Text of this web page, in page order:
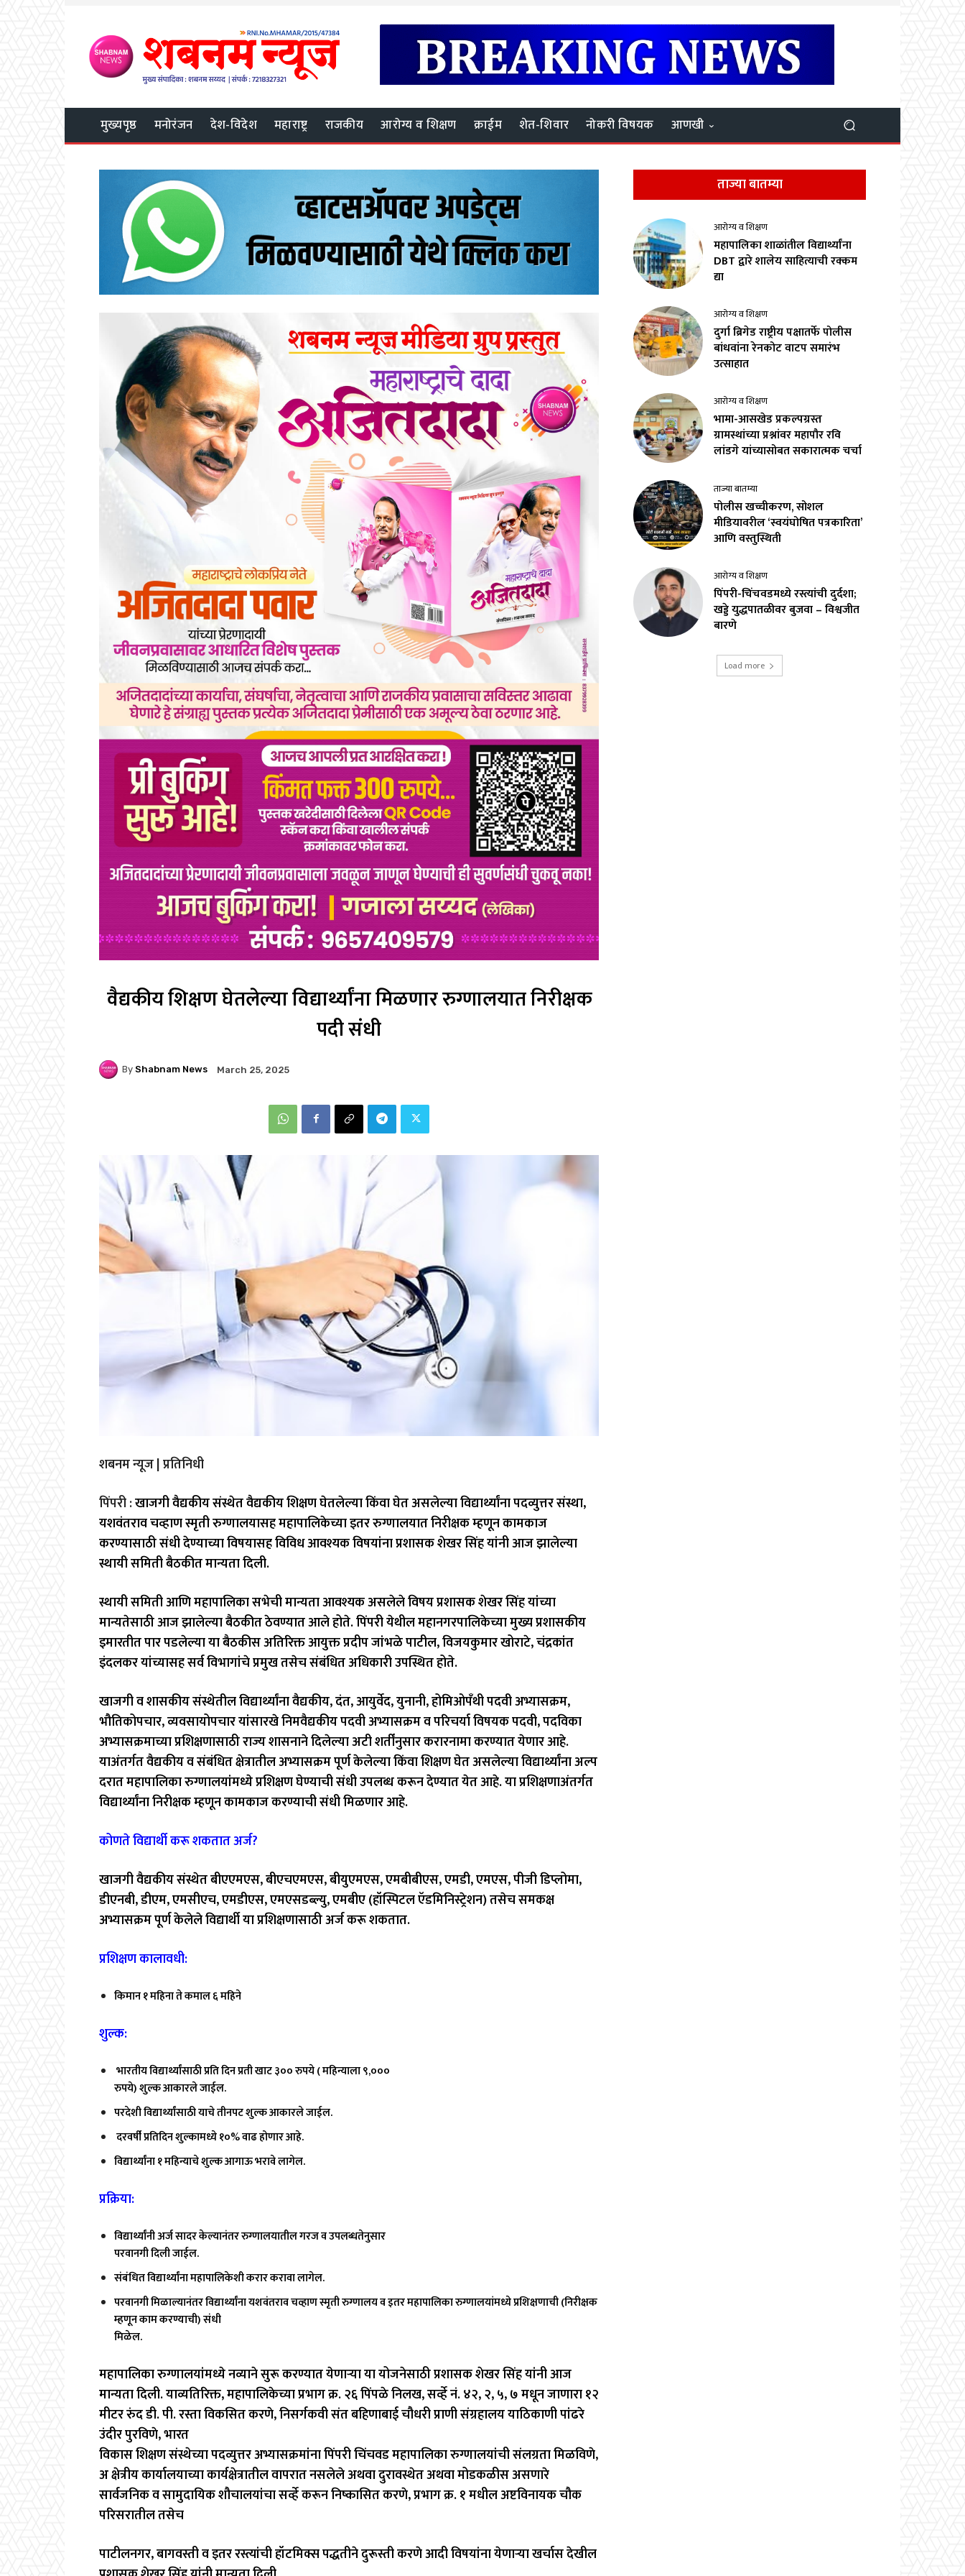
मुख्यपृष्ठ मनोरंजन देश-विदेश महाराष्ट्र राजकीय आरोग्य व शिक्षण क्राईम शेत-शिवार नोकरी विषयक आणखी
वैद्यकीय शिक्षण घेतलेल्या विद्यार्थ्यांना मिळणार रुग्णालयात निरीक्षक
पदी संधी
By Shabnam News March 25, 2025
शबनम न्यूज | प्रतिनिधी
पिंपरी :खाजगी वैद्यकीय संस्थेत वैद्यकीय शिक्षण घेतलेल्या किंवा घेत असलेल्या विद्यार्थ्यांना पदव्युत्तर संस्था,
यशवंतराव चव्हाण स्मृती रुग्णालयासह महापालिकेच्या इतर रुग्णालयात निरीक्षक म्हणून कामकाज
करण्यासाठी संधी देण्याच्या विषयासह विविध आवश्यक विषयांना प्रशासक शेखर सिंह यांनी आज झालेल्या
स्थायी समिती बैठकीत मान्यता दिली.
स्थायी समिती आणि महापालिका सभेची मान्यता आवश्यक असलेले विषय प्रशासक शेखर सिंह यांच्या
मान्यतेसाठी आज झालेल्या बैठकीत ठेवण्यात आले होते. पिंपरी येथील महानगरपालिकेच्या मुख्य प्रशासकीय
इमारतीत पार पडलेल्या या बैठकीस अतिरिक्त आयुक्त प्रदीप जांभळे पाटील, विजयकुमार खोराटे, चंद्रकांत
इंदलकर यांच्यासह सर्व विभागांचे प्रमुख तसेच संबंधित अधिकारी उपस्थित होते.
खाजगी व शासकीय संस्थेतील विद्यार्थ्यांना वैद्यकीय, दंत, आयुर्वेद, युनानी, होमिओपँथी पदवी अभ्यासक्रम,
भौतिकोपचार, व्यवसायोपचार यांसारखे निमवैद्यकीय पदवी अभ्यासक्रम व परिचर्या विषयक पदवी, पदविका
अभ्यासक्रमाच्या प्रशिक्षणासाठी राज्य शासनाने दिलेल्या अटी शर्तींनुसार करारनामा करण्यात येणार आहे.
याअंतर्गत वैद्यकीय व संबंधित क्षेत्रातील अभ्यासक्रम पूर्ण केलेल्या किंवा शिक्षण घेत असलेल्या विद्यार्थ्यांना अल्प
दरात महापालिका रुग्णालयांमध्ये प्रशिक्षण घेण्याची संधी उपलब्ध करून देण्यात येत आहे. या प्रशिक्षणाअंतर्गत
विद्यार्थ्यांना निरीक्षक म्हणून कामकाज करण्याची संधी मिळणार आहे.
कोणते विद्यार्थी करू शकतात अर्ज?
खाजगी वैद्यकीय संस्थेत बीएएमएस, बीएचएमएस, बीयुएमएस, एमबीबीएस, एमडी, एमएस, पीजी डिप्लोमा,
डीएनबी, डीएम, एमसीएच, एमडीएस, एमएसडब्ल्यु, एमबीए (हॉस्पिटल ऍडमिनिस्ट्रेशन) तसेच समकक्ष
अभ्यासक्रम पूर्ण केलेले विद्यार्थी या प्रशिक्षणासाठी अर्ज करू शकतात.
प्रशिक्षण कालावधी:
किमान १ महिना ते कमाल ६ महिने
शुल्क:
भारतीय विद्यार्थ्यांसाठी प्रति दिन प्रती खाट ३०० रुपये ( महिन्याला ९,०००
रुपये) शुल्क आकारले जाईल.
परदेशी विद्यार्थ्यांसाठी याचे तीनपट शुल्क आकारले जाईल.
दरवर्षी प्रतिदिन शुल्कामध्ये १०% वाढ होणार आहे.
विद्यार्थ्यांना १ महिन्याचे शुल्क आगाऊ भरावे लागेल.
प्रक्रिया:
विद्यार्थ्यांनी अर्ज सादर केल्यानंतर रुग्णालयातील गरज व उपलब्धतेनुसार
परवानगी दिली जाईल.
संबंधित विद्यार्थ्यांना महापालिकेशी करार करावा लागेल.
परवानगी मिळाल्यानंतर विद्यार्थ्यांना यशवंतराव चव्हाण स्मृती रुग्णालय व इतर महापालिका रुग्णालयांमध्ये प्रशिक्षणाची (निरीक्षक
म्हणून काम करण्याची) संधी
मिळेल.
महापालिका रुग्णालयांमध्ये नव्याने सुरू करण्यात येणाऱ्या या योजनेसाठी प्रशासक शेखर सिंह यांनी आज
मान्यता दिली. याव्यतिरिक्त, महापालिकेच्या प्रभाग क्र. २६ पिंपळे निलख, सर्व्हे नं. ४२, २, ५, ७ मधून जाणारा १२
मीटर रुंद डी. पी. रस्ता विकसित करणे, निसर्गकवी संत बहिणाबाई चौधरी प्राणी संग्रहालय याठिकाणी पांढरे
उंदीर पुरविणे, भारत
विकास शिक्षण संस्थेच्या पदव्युत्तर अभ्यासक्रमांना पिंपरी चिंचवड महापालिका रुग्णालयांची संलग्रता मिळविणे,
अ क्षेत्रीय कार्यालयाच्या कार्यक्षेत्रातील वापरात नसलेले अथवा दुरावस्थेत अथवा मोडकळीस असणारे
सार्वजनिक व सामुदायिक शौचालयांचा सर्व्हे करून निष्कासित करणे, प्रभाग क्र. १ मधील अष्टविनायक चौक
परिसरातील तसेच
पाटीलनगर, बागवस्ती व इतर रस्त्यांची हॉटमिक्स पद्धतीने दुरूस्ती करणे आदी विषयांना येणाऱ्या खर्चास देखील
ताज्या बातम्या
आरोग्य व शिक्षण
महापालिका शाळांतील विद्यार्थ्यांना
DBT द्वारे शालेय साहित्याची रक्कम
द्या
आरोग्य व शिक्षण
दुर्गा ब्रिगेड राष्ट्रीय पक्षातर्फे पोलीस
बांधवांना रेनकोट वाटप समारंभ
उत्साहात
आरोग्य व शिक्षण
भामा-आसखेड प्रकल्पग्रस्त
ग्रामस्थांच्या प्रश्नांवर महापौर रवि
लांडगे यांच्यासोबत सकारात्मक चर्चा
ताज्या बातम्या
पोलीस खच्चीकरण, सोशल
मीडियावरील ‘स्वयंघोषित पत्रकारिता’
आणि वस्तुस्थिती
आरोग्य व शिक्षण
पिंपरी-चिंचवडमध्ये रस्त्यांची दुर्दशा;
खड्डे युद्धपातळीवर बुजवा – विश्वजीत
बारणे
Load more